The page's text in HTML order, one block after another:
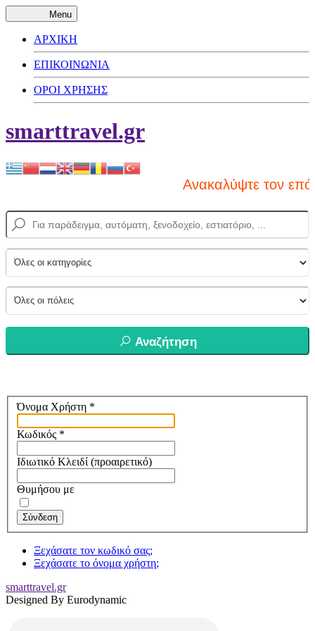
Menu
ΑΡΧΙΚΗ
ΕΠΙΚΟΙΝΩΝΙΑ
ΟΡΟΙ ΧΡΗΣΗΣ
smarttravel.gr
Ανακαλύψτε τον
Αναζήτηση
Όνομα Χρήστη *
Κωδικός *
Ιδιωτικό Κλειδί (προαιρετικό)
Θυμήσου με
Σύνδεση
Ξεχάσατε τον κωδικό σας;
Ξεχάσατε το όνομα χρήστη;
smarttravel.gr
Designed By Eurodynamic